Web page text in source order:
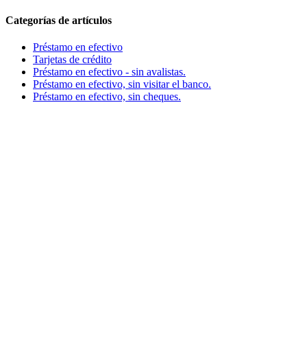
Categorías de artículos
Préstamo en efectivo
Tarjetas de crédito
Préstamo en efectivo - sin avalistas.
Préstamo en efectivo, sin visitar el banco.
Préstamo en efectivo, sin cheques.